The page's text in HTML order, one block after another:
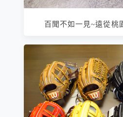
百聞不如一見~遠從桃